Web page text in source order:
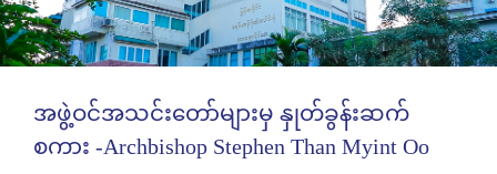
အဖွဲ့ဝင်အသင်းတော်များမှ နှုတ်ခွန်းဆက်
စကား -Archbishop Stephen Than Myint Oo